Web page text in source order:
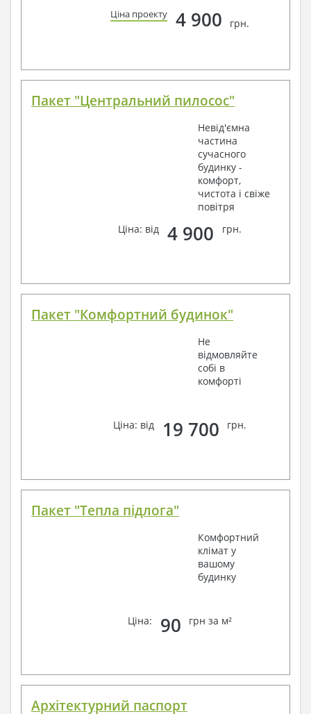
Ціна проекту 4 900 грн.
Пакет "Центральний пилосос"
Невід'ємна
частина
сучасного
будинку -
комфорт,
чистота і свіже
повітря
Ціна: від
4 900 грн.
Пакет "Комфортний будинок"
Не
відмовляйте
собі в
комфорті
Ціна: від 19 700 грн.
Пакет "Тепла підлога"
Комфортний
клімат у
вашому
будинку
Ціна: 90 грн за м²
Архітектурний паспорт